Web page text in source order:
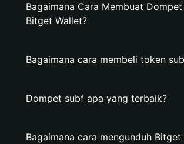
Bagaimana Cara Membuat
Bitget Wallet?
Bagaimana cara membeli token
Dompet subf apa yang terbaik?
Bagaimana cara mengunduh Bitget